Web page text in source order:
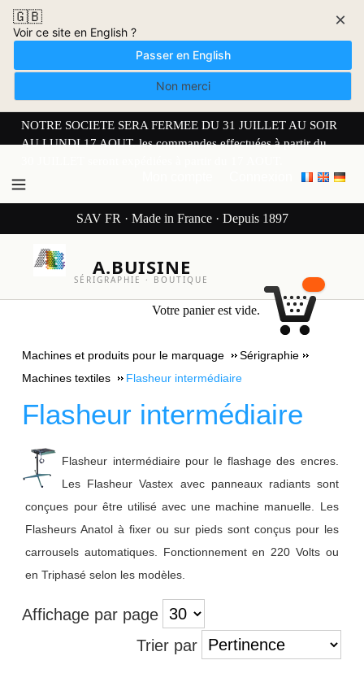
🇬🇧
Voir ce site en English ?
Passer en English
Non merci
×
NOTRE SOCIETE SERA FERMEE DU 31 JUILLET AU SOIR
AU LUNDI 17 AOUT. les commandes effectuées à partir du
SAV FR · Made in France · Depuis 1897
A.BUISINE
SÉRIGRAPHIE · BOUTIQUE
Votre panier est vide.
Machines et produits pour le marquage
Sérigraphie
Machines textiles
Flasheur intermédiaire
Flasheur intermédiaire
Flasheur intermédiaire pour le flashage des encres.
Les Flasheur Vastex avec panneaux radiants sont
conçues pour être utilisé avec une machine manuelle. Les
Flasheurs Anatol à fixer ou sur pieds sont conçus pour les
carrousels automatiques. Fonctionnement en 220 Volts ou
en Triphasé selon les modèles.
Affichage par page
Trier par